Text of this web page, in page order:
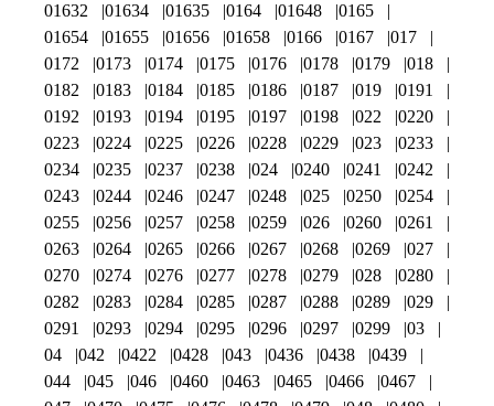
01632
01634 01635 0164 01648
0165
01654
01655 01656 01658 0166 0167
017
0172
0173 0174 0175 0176 0178 0179
018
0182
0183 0184 0185 0186 0187 019
0191
0192
0193 0194 0195 0197 0198 022
0220
0223
0224 0225 0226 0228 0229 023
0233
0234
0235 0237 0238 024 0240 0241
0242
0243
0244 0246 0247 0248 025 0250
0254
0255
0256 0257 0258 0259 026 0260
0261
0263
0264 0265 0266 0267 0268 0269
027
0270
0274 0276 0277 0278 0279 028
0280
0282
0283 0284 0285 0287 0288 0289
029
0291
0293 0294 0295 0296 0297 0299
03
04
042 0422 0428 043 0436 0438
0439
044
045 046 0460 0463 0465 0466
0467